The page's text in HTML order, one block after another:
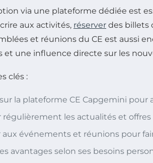
via une plateforme dédiée est
aux activités, réserver des billets
et réunions du CE est aussi
et une influence directe sur les
clés :
sur la plateforme CE Capgemini pour
régulièrement les actualités et offres
aux événements et réunions pour
avantages selon ses besoins